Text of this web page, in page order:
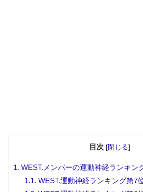
目次 [閉じる]
1. WEST.メンバーの運動神経ランキン
1.1. WEST.運動神経ランキング第7